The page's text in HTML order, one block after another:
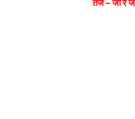
तर्ज – जा रे